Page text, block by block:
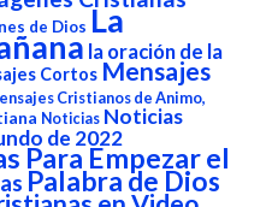
de Dios La
la oración de la
Cortos Mensajes
Cristianos de Animo,
Noticias Noticias
de 2022
Para Empezar el
Palabra de Dios